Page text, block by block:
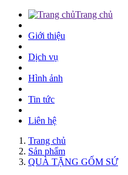
Trang chủ
Giới thiệu
Dịch vụ
Hình ảnh
Tin tức
Liên hệ
Trang chủ
Sản phẩm
QUÀ TẶNG GỐM SỨ